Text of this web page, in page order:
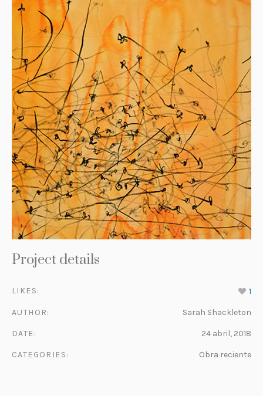
Project details
LIKES: 1
AUTHOR: Sarah Shackleton
DATE: 24 abril, 2018
CATEGORIES: Obra reciente